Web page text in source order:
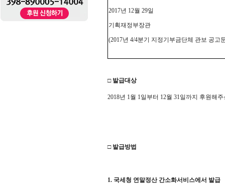
2017년 12월 29일
기획재정부장관
(2017년 4/4분기 지정기부금단체 관보 공고
□ 발급대상
2018년 1월 1일부터 12월 31일까지 후원해
□ 발급방법
1. 국세청 연말정산 간소화서비스에서 발급